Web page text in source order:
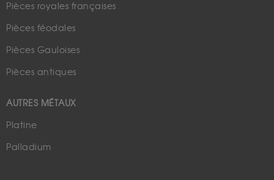
Pièces royales françaises
Pièces féodales
Pièces Gauloises
Pièces antiques
AUTRES MÉTAUX
Platine
Palladium